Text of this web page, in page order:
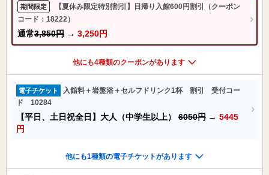
期間限定
【夏休み限定特別割引】日帰り入館600円割引（クーポン
コード：18222）
通常3,850円 → 3,250円
他にも4種類のクーポンがあります
電子チケット
入館料＋岩盤浴＋セルフドリンク1杯 割引 受付コー
ド 10284
【平日、土日祝全日】大人（中学生以上） 6050円 → 5445
円
他にも1種類の電子チケットがあります